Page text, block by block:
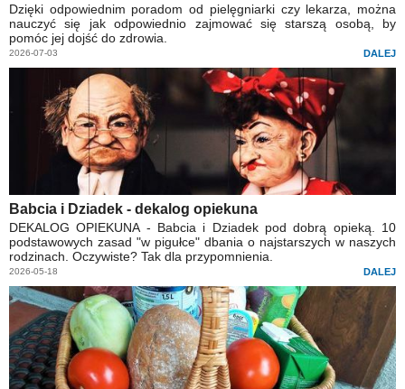
Dzięki odpowiednim poradom od pielęgniarki czy lekarza, można
nauczyć się jak odpowiednio zajmować się starszą osobą, by
pomóc jej dojść do zdrowia.
2026-07-03 DALEJ
Babcia i Dziadek - dekalog opiekuna
DEKALOG OPIEKUNA - Babcia i Dziadek pod dobrą opieką. 10
podstawowych zasad "w pigułce" dbania o najstarszych w naszych
rodzinach. Oczywiste? Tak dla przypomnienia.
2026-05-18 DALEJ